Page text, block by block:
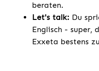
beraten.
Let's talk: Du
Englisch - super,
Exxeta bestens